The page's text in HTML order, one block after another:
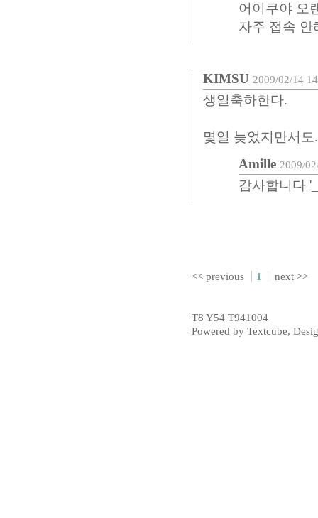
어이쿠야 오
자주 접속 안
KIMSU 2009/02/14
생일축하한다.
몇일 늦었지만서도
Amille 2009/
감사합니다
<< previous 1 next >>
T8 Y54 T941004
Powered by Textcube,